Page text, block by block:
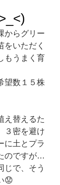
からグリー
をいただく
もうまく育
望数１５株
え替えるた
３密を避け
に土とプラ
のですが…
じで、そう
😟